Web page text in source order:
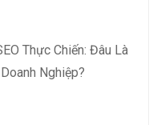
Thực Chiến: Đâu Là
Nghiệp?